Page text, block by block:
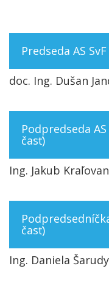
Predseda AS
doc. Ing. Dušan
Podpredseda
časť)
Ing. Jakub
časť)
Ing. Daniela